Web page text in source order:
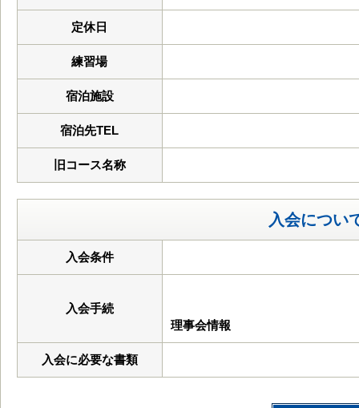
定休日
練習場
宿泊施設
宿泊先TEL
旧コース名称
入会につい
入会条件
入会手続
理事会情報
入会に必要な書類